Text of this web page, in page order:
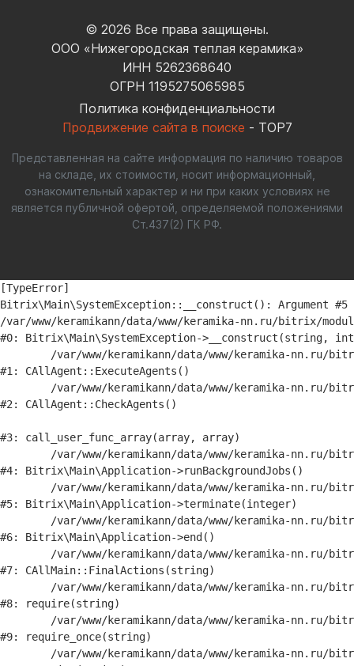
© 2026 Все права защищены.
ООО «Нижегородская теплая керамика»
ИНН 5262368640
ОГРН 1195275065985
Политика конфиденциальности
Продвижение сайта в поиске - TOP7
Представленная на сайте информация по наличию товаров
на складе, их стоимости, носит информационный,
ознакомительный характер и ни при каких условиях не
является публичной офертой, определяемой положениями
Ст.437(2) ГК РФ.
[TypeError]
Bitrix\Main\SystemException::__construct(): Argument
/var/www/keramikann/data/www/keramika-nn.ru/bitrix/
#0: Bitrix\Main\SystemException->__construct(string,
#1: CAllAgent::ExecuteAgents()
#2: CAllAgent::CheckAgents()
#3: call_user_func_array(array, array)
#4: Bitrix\Main\Application->runBackgroundJobs()
#5: Bitrix\Main\Application->terminate(integer)
#6: Bitrix\Main\Application->end()
#7: CAllMain::FinalActions(string)
#8: require(string)
#9: require_once(string)